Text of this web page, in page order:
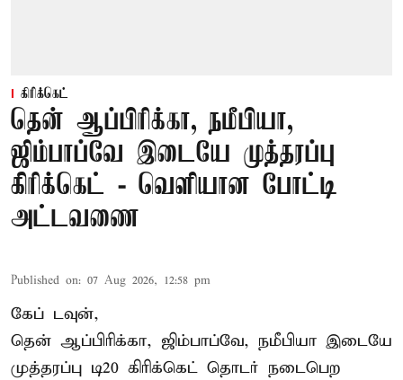
கிரிக்கெட்
தென் ஆப்பிரிக்கா, நமீபியா,
ஜிம்பாப்வே இடையே முத்தரப்பு
கிரிக்கெட் - வெளியான போட்டி
அட்டவணை
Published on: 07 Aug 2026, 12:58 pm
கேப் டவுன்,
தென் ஆப்பிரிக்கா, ஜிம்பாப்வே, நமீபியா இடையே
முத்தரப்பு டி20 கிரிக்கெட் தொடர் நடைபெற